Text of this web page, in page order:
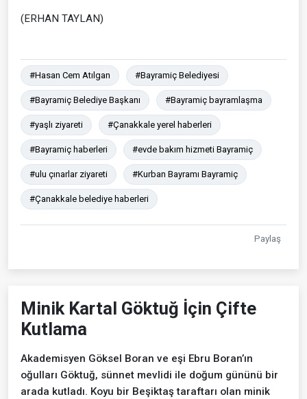
(ERHAN TAYLAN)
#Hasan Cem Atılgan #Bayramiç Belediyesi
#Bayramiç Belediye Başkanı #Bayramiç bayramlaşma
#yaşlı ziyareti #Çanakkale yerel haberleri
#Bayramiç haberleri #evde bakım hizmeti Bayramiç
#ulu çınarlar ziyareti #Kurban Bayramı Bayramiç
#Çanakkale belediye haberleri
Paylaş
Minik Kartal Göktuğ İçin Çifte
Kutlama
Akademisyen Göksel Boran ve eşi Ebru Boran’ın
oğulları Göktuğ, sünnet mevlidi ile doğum gününü bir
arada kutladı. Koyu bir Beşiktaş taraftarı olan minik